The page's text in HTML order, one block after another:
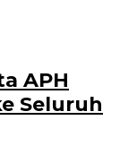
APH
Seluruh